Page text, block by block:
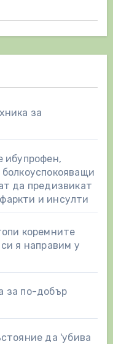
за
ибупрофен,
да предизвикат
и инсулти
коремните
я направим у
за по-добър
да 'убива